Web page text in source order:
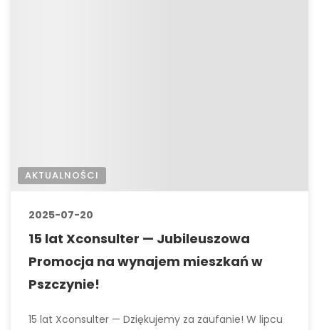
AKTUALNOŚCI
2025-07-20
15 lat Xconsulter — Jubileuszowa
Promocja na wynajem mieszkań w
Pszczynie!
15 lat Xconsulter — Dziękujemy za zaufanie! W lipcu